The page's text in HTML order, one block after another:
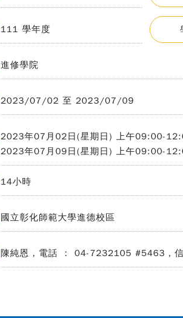
111 學年度
進修學院
2023/07/02 至 2023/07/09
2023年07月02日(星期日) 上午09:00-
2023年07月09日(星期日) 上午09:00-
14小時
國立彰化師範大學進德校區
陳純恩，電話 ： 04-7232105 #5463，